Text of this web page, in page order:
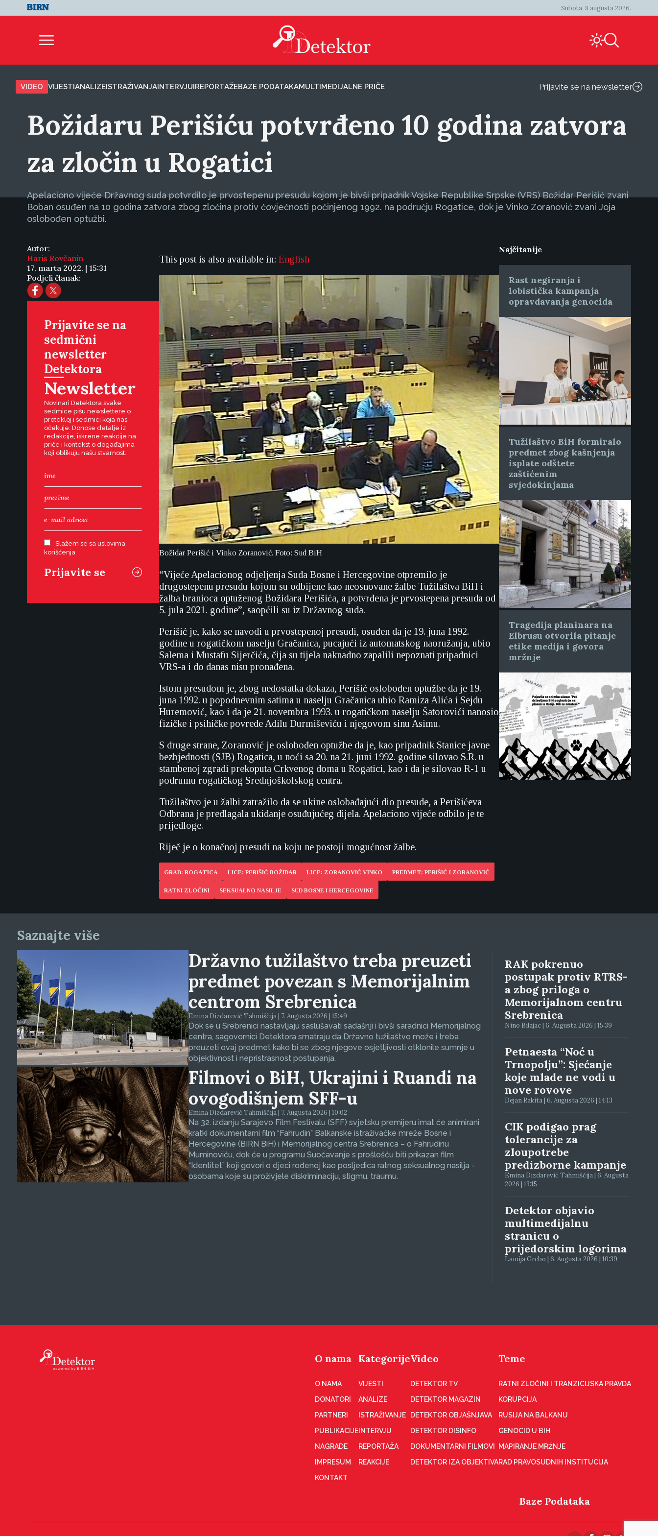
Subota, 8 augusta 2026.
VIDEO VIJESTIANALIZEISTRAŽIVANJAINTERVJUIREPORTAŽEBAZE PODATAKAMULTIMEDIJALNE PRIČE Prijavite se na newsletter
Božidaru Perišiću potvrđeno 10 godina zatvora
za zločin u Rogatici
Apelaciono vijeće Državnog suda potvrdilo je prvostepenu presudu kojom je bivši pripadnik Vojske Republike Srpske (VRS) Božidar Perišić zvani
Boban osuđen na 10 godina zatvora zbog zločina protiv čovječnosti počinjenog 1992. na području Rogatice, dok je Vinko Zoranović zvani Joja
oslobođen optužbi.
Autor:
Haris Rovčanin
17. marta 2022. | 15:31
Podjeli članak:
Prijavite se na
sedmični
newsletter
Detektora
Newsletter
Novinari Detektora svake
sedmice pišu newslettere o
protekloj i sedmici koja nas
očekuje. Donose detalje iz
redakcije, iskrene reakcije na
priče i kontekst o događajima
koji oblikuju našu stvarnost.
Slažem se sa uslovima
korišćenja
This post is also available in: English
Božidar Perišić i Vinko Zoranović. Foto: Sud BiH
“Vijeće Apelacionog odjeljenja Suda Bosne i Hercegovine otpremilo je
drugostepenu presudu kojom su odbijene kao neosnovane žalbe Tužilaštva BiH i
žalba branioca optuženog Božidara Perišića, a potvrđena je prvostepena presuda od
5. jula 2021. godine”, saopćili su iz Državnog suda.
Perišić je, kako se navodi u prvostepenoj presudi, osuđen da je 19. juna 1992.
godine u rogatičkom naselju Gračanica, pucajući iz automatskog naoružanja, ubio
Salema i Mustafu Sijerčića, čija su tijela naknadno zapalili nepoznati pripadnici
VRS-a i do danas nisu pronađena.
Istom presudom je, zbog nedostatka dokaza, Perišić oslobođen optužbe da je 19.
juna 1992. u popodnevnim satima u naselju Gračanica ubio Ramiza Alića i Sejdu
Huremović, kao i da je 21. novembra 1993. u rogatičkom naselju Šatorovići nanosio
fizičke i psihičke povrede Adilu Durmiševiću i njegovom sinu Asimu.
S druge strane, Zoranović je oslobođen optužbe da je, kao pripadnik Stanice javne
bezbjednosti (SJB) Rogatica, u noći sa 20. na 21. juni 1992. godine silovao S.R. u
stambenoj zgradi prekoputa Crkvenog doma u Rogatici, kao i da je silovao R-1 u
podrumu rogatičkog Srednjoškolskog centra.
Tužilaštvo je u žalbi zatražilo da se ukine oslobađajući dio presude, a Perišićeva
Odbrana je predlagala ukidanje osuđujućeg dijela. Apelaciono vijeće odbilo je te
prijedloge.
Riječ je o konačnoj presudi na koju ne postoji mogućnost žalbe.
GRAD: ROGATICA LICE: PERIŠIĆ BOŽIDAR LICE: ZORANOVIĆ VINKO PREDMET: PERIŠIĆ I ZORANOVIĆ
RATNI ZLOČINI SEKSUALNO NASILJE SUD BOSNE I HERCEGOVINE
Najčitanije
Rast negiranja i
lobistička kampanja
opravdavanja genocida
Tužilaštvo BiH formiralo
predmet zbog kašnjenja
isplate odštete
zaštićenim
svjedokinjama
Tragedija planinara na
Elbrusu otvorila pitanje
etike medija i govora
mržnje
Saznajte više
Državno tužilaštvo treba preuzeti
predmet povezan s Memorijalnim
centrom Srebrenica
Emina Dizdarević Tahmiščija | 7. Augusta 2026 | 15:49
Dok se u Srebrenici nastavljaju saslušavati sadašnji i bivši saradnici Memorijalnog
centra, sagovornici Detektora smatraju da Državno tužilaštvo može i treba
preuzeti ovaj predmet kako bi se zbog njegove osjetljivosti otklonile sumnje u
objektivnost i nepristrasnost postupanja.
Filmovi o BiH, Ukrajini i Ruandi na
ovogodišnjem SFF-u
Emina Dizdarević Tahmiščija | 7. Augusta 2026 | 10:02
Na 32. izdanju Sarajevo Film Festivalu (SFF) svjetsku premijeru imat će animirani
kratki dokumentarni film “Fahrudin” Balkanske istraživačke mreže Bosne i
Hercegovine (BIRN BiH) i Memorijalnog centra Srebrenica – o Fahrudinu
Muminoviću, dok će u programu Suočavanje s prošlošću biti prikazan film
“Identitet” koji govori o djeci rođenoj kao posljedica ratnog seksualnog nasilja -
osobama koje su proživjele diskriminaciju, stigmu, traumu.
RAK pokrenuo
postupak protiv RTRS-
a zbog priloga o
Memorijalnom centru
Srebrenica
Nino Bilajac | 6. Augusta 2026 | 15:39
Petnaesta “Noć u
Trnopolju”: Sjećanje
koje mlade ne vodi u
nove rovove
Dejan Rakita | 6. Augusta 2026 | 14:13
CIK podigao prag
tolerancije za
zloupotrebe
predizborne kampanje
Emina Dizdarević Tahmiščija | 6. Augusta
2026 | 13:15
Detektor objavio
multimedijalnu
stranicu o
prijedorskim logorima
Lamija Grebo | 6. Augusta 2026 | 10:39
O nama
O NAMA
DONATORI
PARTNERI
PUBLIKACIJE
NAGRADE
IMPRESUM
KONTAKT
Kategorije
VIJESTI
ANALIZE
ISTRAŽIVANJE
INTERVJU
REPORTAŽA
REAKCIJE
Video
DETEKTOR TV
DETEKTOR MAGAZIN
DETEKTOR OBJAŠNJAVA
DETEKTOR DISINFO
DOKUMENTARNI FILMOVI
DETEKTOR IZA OBJEKTIVA
Teme
RATNI ZLOČINI I TRANZICIJSKA PRAVDA
KORUPCIJA
RUSIJA NA BALKANU
GENOCID U BIH
MAPIRANJE MRŽNJE
RAD PRAVOSUDNIH INSTITUCIJA
Baze Podataka